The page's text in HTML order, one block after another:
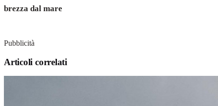
brezza dal mare
Pubblicità
Articoli correlati